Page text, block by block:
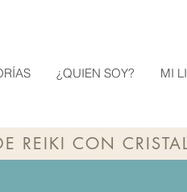
¿QUIEN SOY? MI
REIKI CON